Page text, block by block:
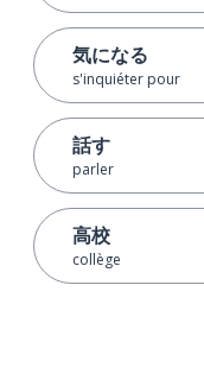
気になる
s'inquiéter pour
話す
parler
高校
collège